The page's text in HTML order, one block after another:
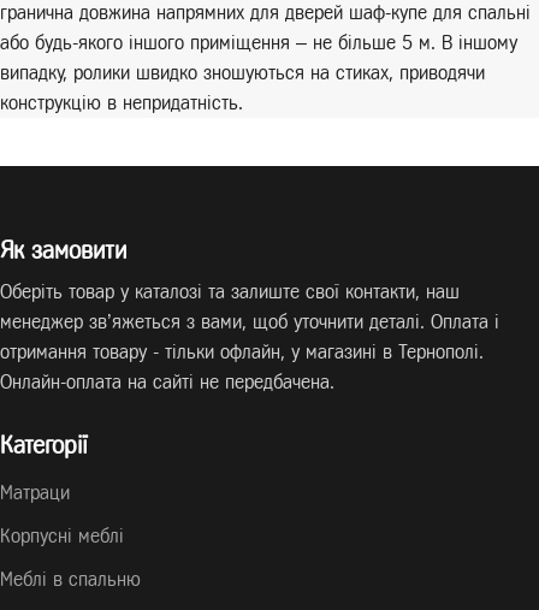
гранична довжина напрямних для дверей шаф-купе для спальні
або будь-якого іншого приміщення – не більше 5 м. В іншому
випадку, ролики швидко зношуються на стиках, приводячи
конструкцію в непридатність.
Як замовити
Оберіть товар у каталозі та залиште свої контакти, наш
менеджер зв’яжеться з вами, щоб уточнити деталі. Оплата і
отримання товару - тільки офлайн, у магазині в Тернополі.
Онлайн-оплата на сайті не передбачена.
Категорії
Матраци
Корпусні меблі
Меблі в спальню